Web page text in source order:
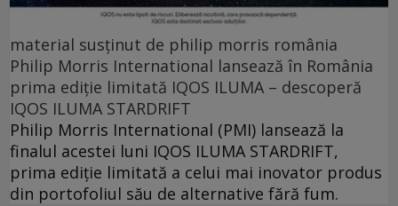
material susținut de philip morris românia
Philip Morris International lansează în România
prima ediție limitată IQOS ILUMA – descoperă
IQOS ILUMA STARDRIFT
Philip Morris International (PMI) lansează la
finalul acestei luni IQOS ILUMA STARDRIFT,
prima ediție limitată a celui mai inovator produs
din portofoliul său de alternative fără fum.